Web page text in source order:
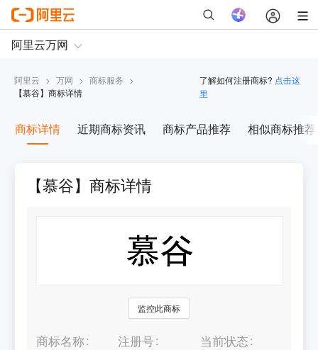
阿里云 > 万网 > 商标服务 >
【慕谷】商标详情
了解如何注册商标? 点击这
里
商标详情 近期商标资讯 商标产品推荐 相似商标推荐
【慕谷】商标详情
监控此商标
商标名称
注册号
当前状态